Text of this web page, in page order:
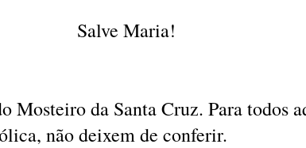
Salve Maria!
da Santa Cruz. Para todos
não deixem de conferir.